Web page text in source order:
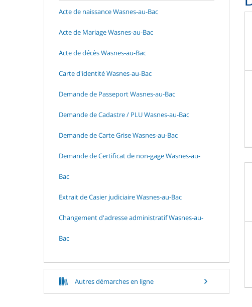
Acte de naissance Wasnes-au-Bac
Acte de Mariage Wasnes-au-Bac
Acte de décès Wasnes-au-Bac
Carte d'identité Wasnes-au-Bac
Demande de Passeport Wasnes-au-Bac
Demande de Cadastre / PLU Wasnes-au-Bac
Demande de Carte Grise Wasnes-au-Bac
Demande de Certificat de non-gage Wasnes-au-
Bac
Extrait de Casier judiciaire Wasnes-au-Bac
Changement d'adresse administratif Wasnes-au-
Bac
Autres démarches en ligne